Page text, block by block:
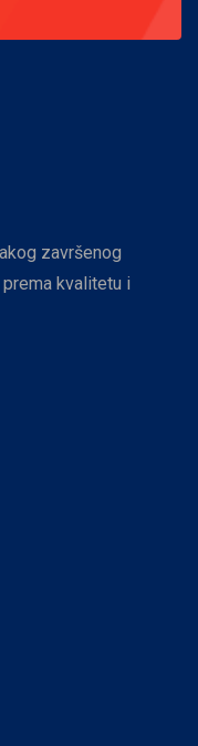
završenog
kvalitetu i